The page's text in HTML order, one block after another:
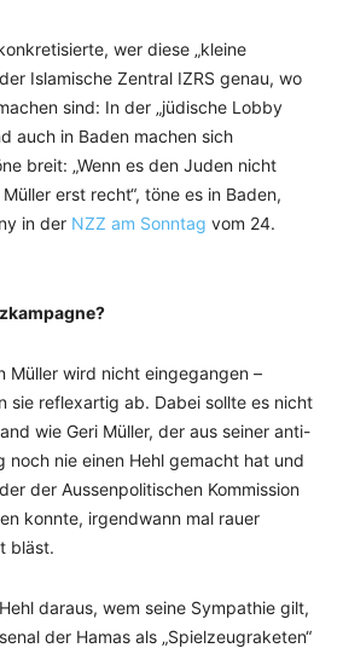
wer diese „kleine
Islamische Zentral IZRS genau, wo
sind: In der „jüdische Lobby
auch in Baden machen sich
breit: „Wenn es den Juden nicht
erst recht“, töne es in Baden,
in der NZZ am Sonntag vom 24.
Müller wird nicht eingegangen –
sie reflexartig ab. Dabei sollte es nicht
wie Geri Müller, der aus seiner anti-
noch nie einen Hehl gemacht hat und
der Aussenpolitischen Kommission
konnte, irgendwann mal rauer
bläst.
daraus, wem seine Sympathie gilt,
der Hamas als „Spielzeugraketen“